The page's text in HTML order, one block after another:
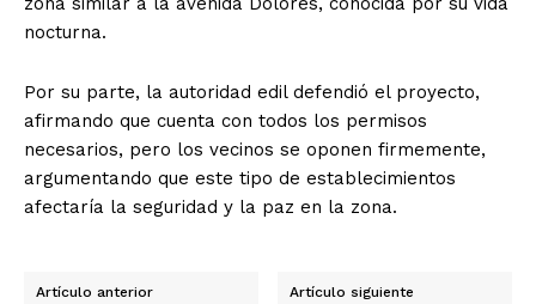
nocturna.
Por su parte, la autoridad edil defendió el proyecto,
afirmando que cuenta con todos los permisos
necesarios, pero los vecinos se oponen firmemente,
argumentando que este tipo de establecimientos
afectaría la seguridad y la paz en la zona.
Artículo anterior Artículo siguiente